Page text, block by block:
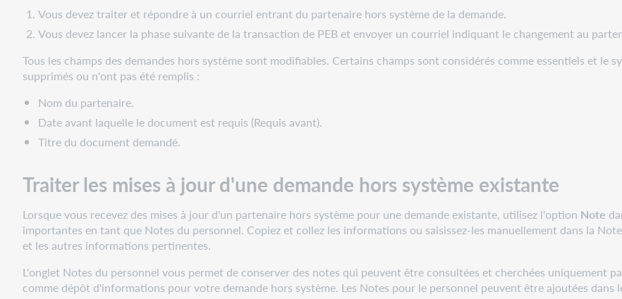
à
un
hors
système
Fermer
demandes
hors
Statistiques
et
rapports
pour
les
hors
système
Vous devez traiter et répondre à un courriel entrant du partenaire hors système de la demande.
Vous devez lancer la phase suivante de la transaction de PEB et envoyer un courriel indiquant le changement au
Tous les champs des demandes hors système sont modifiables. Certains champs sont considérés comme essentiels et le
supprimés ou n'ont pas été remplis :
Nom du partenaire.
Date avant laquelle le document est requis (Requis avant).
Titre du document demandé.
Traiter les mises à jour d'une demande hors système existante
Lorsque vous recevez des mises à jour d'un partenaire hors système pour une demande existante, utilisez l'option Note
importantes en tant que Notes du personnel. Copiez et collez les informations ou saisissez-les manuellement dans la
et les autres informations pertinentes.
L'onglet Notes du personnel vous permet de conserver des notes qui peuvent être consultées et cherchées uniquement
comme dépôt d'informations pour votre demande hors système. Les Notes pour le personnel peuvent être ajoutées dans